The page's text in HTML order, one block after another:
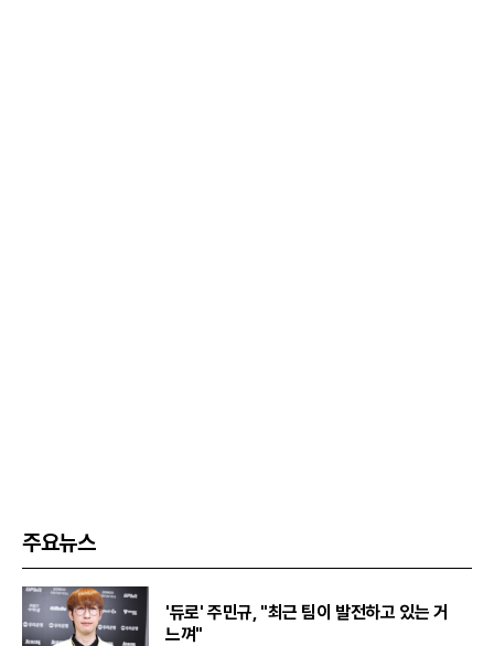
주요뉴스
'듀로' 주민규, "최근 팀이 발전하고 있는 거
느껴"